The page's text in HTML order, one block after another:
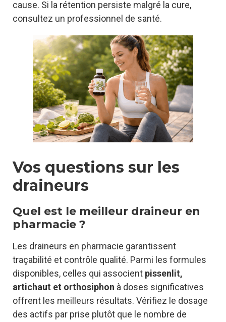
cause. Si la rétention persiste malgré la cure,
consultez un professionnel de santé.
Vos questions sur les
draineurs
Quel est le meilleur draineur en
pharmacie ?
Les draineurs en pharmacie garantissent
traçabilité et contrôle qualité. Parmi les formules
disponibles, celles qui associent pissenlit,
artichaut et orthosiphon à doses significatives
offrent les meilleurs résultats. Vérifiez le dosage
des actifs par prise plutôt que le nombre de